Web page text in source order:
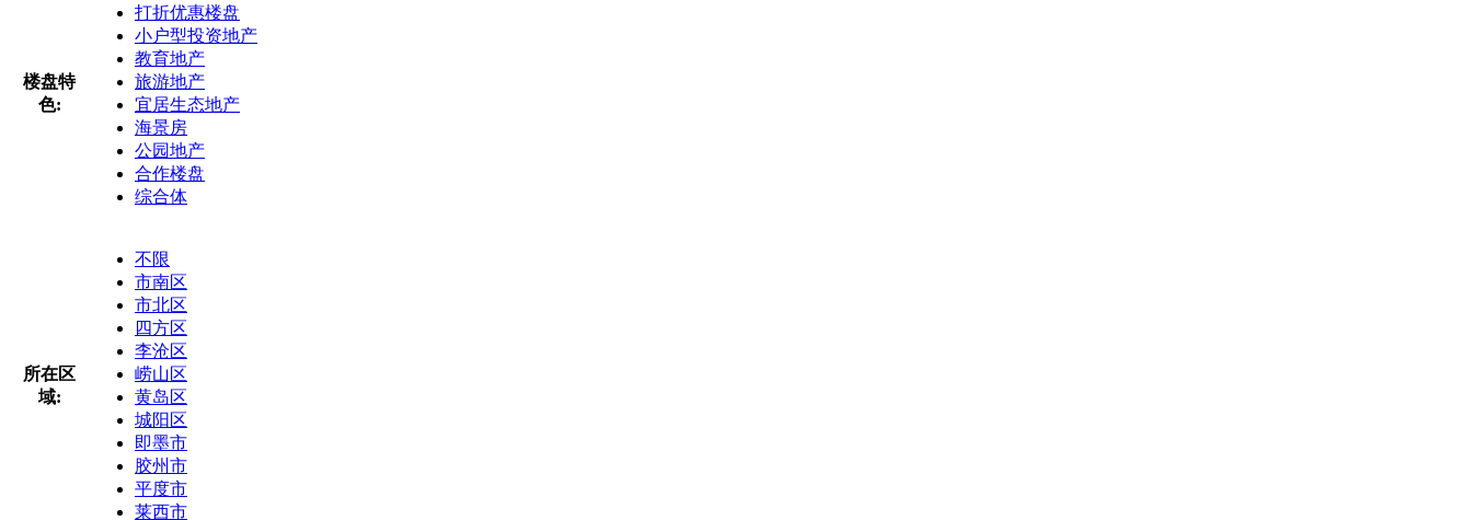
楼盘特
色:
打折优惠楼盘
小户型投资地产
教育地产
旅游地产
宜居生态地产
海景房
公园地产
合作楼盘
综合体
所在区
域:
不限
市南区
市北区
四方区
李沧区
崂山区
黄岛区
城阳区
即墨市
胶州市
平度市
莱西市